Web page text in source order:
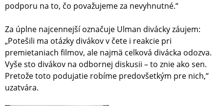
podporu na to, čo považujeme za nevyhnutné.“
Za úplne najcennejší označuje Ulman divácky záujem:
„Potešili ma otázky divákov v čete i reakcie pri
premietaniach filmov, ale najmä celková divácka odozva.
Vyše sto divákov na odbornej diskusii – to znie ako sen.
Pretože toto podujatie robíme predovšetkým pre nich,“
uzatvára.